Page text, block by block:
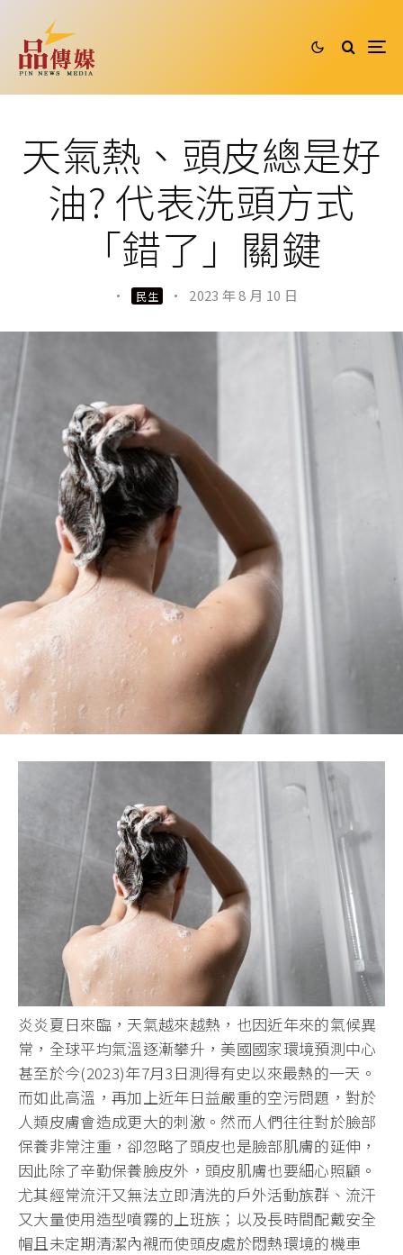
天氣熱、頭皮總是好
油? 代表洗頭方式
「錯了」關鍵
· 民生 · 2023 年 8 月 10 日
炎炎夏日來臨，天氣越來越熱，也因近年來的氣候異
常，全球平均氣溫逐漸攀升，美國國家環境預測中心
甚至於今(2023)年7月3日測得有史以來最熱的一天。
而如此高溫，再加上近年日益嚴重的空污問題，對於
人類皮膚會造成更大的刺激。然而人們往往對於臉部
保養非常注重，卻忽略了頭皮也是臉部肌膚的延伸，
因此除了辛勤保養臉皮外，頭皮肌膚也要細心照顧。
尤其經常流汗又無法立即清洗的戶外活動族群、流汗
又大量使用造型噴霧的上班族；以及長時間配戴安全
帽且未定期清潔內襯而使頭皮處於悶熱環境的機車